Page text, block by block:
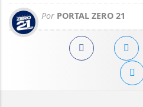
Por PORTAL ZERO 21